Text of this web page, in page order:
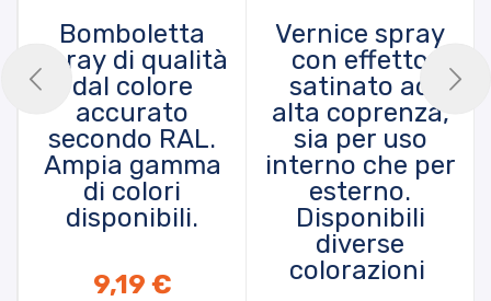
Bomboletta
spray di qualità
dal colore
accurato
secondo RAL.
Ampia gamma
di colori
disponibili.
9,19 €
Vernice spray
con effetto
satinato ad
alta coprenza,
sia per uso
interno che per
esterno.
Disponibili
diverse
colorazioni